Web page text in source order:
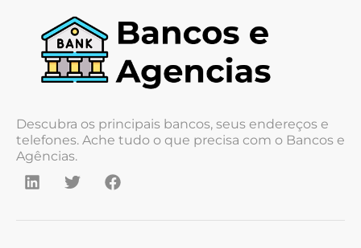
Descubra os principais bancos, seus endereços e
telefones. Ache tudo o que precisa com o Bancos e
Agências.